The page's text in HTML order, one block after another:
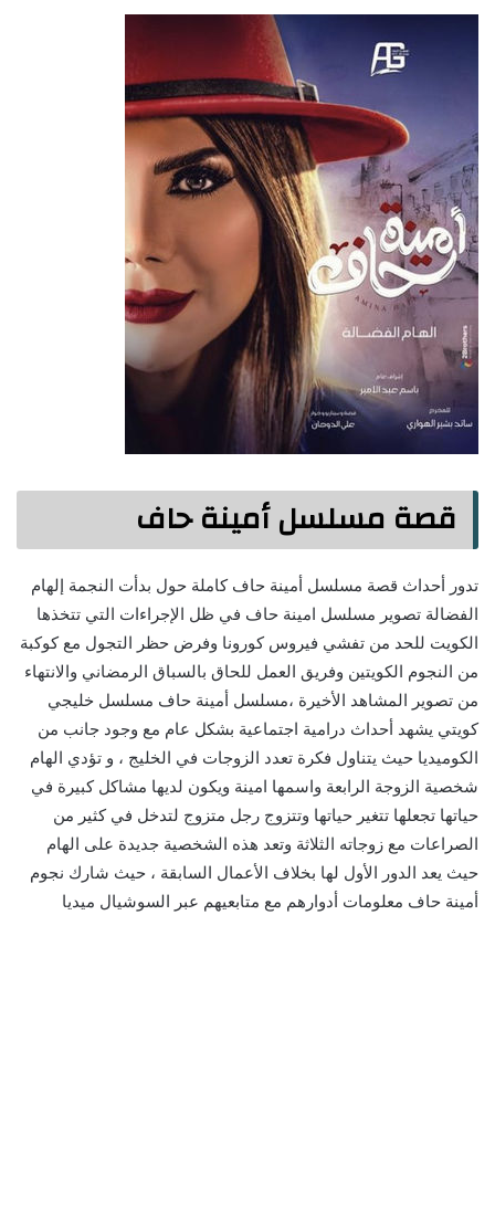
قصة مسلسل أمينة حاف
تدور أحداث قصة مسلسل أمينة حاف كاملة حول بدأت النجمة إلهام
الفضالة تصوير مسلسل امينة حاف في ظل الإجراءات التي تتخذها
الكويت للحد من تفشي فيروس كورونا وفرض حظر التجول مع كوكبة
من النجوم الكويتين وفريق العمل للحاق بالسباق الرمضاني والانتهاء
من تصوير المشاهد الأخيرة ،مسلسل أمينة حاف مسلسل خليجي
كويتي يشهد أحداث درامية اجتماعية بشكل عام مع وجود جانب من
الكوميديا حيث يتناول فكرة تعدد الزوجات في الخليج ، و تؤدي الهام
شخصية الزوجة الرابعة واسمها امينة ويكون لديها مشاكل كبيرة في
حياتها تجعلها تتغير حياتها وتتزوج رجل متزوج لتدخل في كثير من
الصراعات مع زوجاته الثلاثة وتعد هذه الشخصية جديدة على الهام
حيث يعد الدور الأول لها بخلاف الأعمال السابقة ، حيث شارك نجوم
أمينة حاف معلومات أدوارهم مع متابعيهم عبر السوشيال ميديا